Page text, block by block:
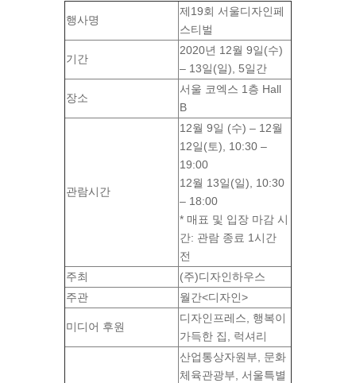
행사명
제19회 서울디자인페
스티벌
기간
2020년 12월 9일(수)
– 13일(일), 5일간
장소
서울 코엑스 1층 Hall
B
관람시간
12월 9일 (수) – 12월
12일(토), 10:30 –
19:00
12월 13일(일), 10:30
– 18:00
* 매표 및 입장 마감 시
간: 관람 종료 1시간
전
주최
(주)디자인하우스
주관
월간<디자인>
미디어 후원
디자인프레스, 행복이
가득한 집, 럭셔리
산업통상자원부, 문화
체육관광부, 서울특별